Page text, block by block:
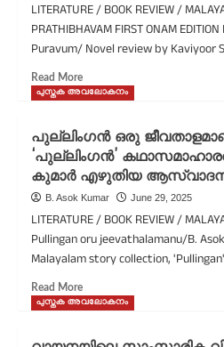
LITERATURE / BOOK REVIEW /
PRATHIBHAVAM FIRST ONAM
Puravum/ Novel review by Kaviyoor
Read More
പുസ്തക അവലോകനം
പുല്ലിംഗൻ ഒരു
‘പുല്ലിംഗൻ’
കുമാർ എഴുതിയ
B. Asok Kumar June 29, 2025
LITERATURE / BOOK REVIEW /
Pullingan oru jeevathalamanu/B.
Malayalam story collection,
Read More
പുസ്തക അവലോകനം